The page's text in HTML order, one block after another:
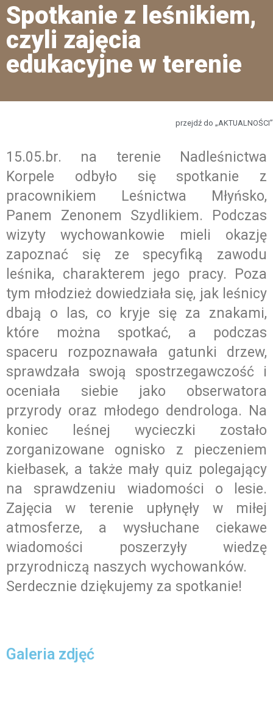
Spotkanie z leśnikiem,
czyli zajęcia
edukacyjne w terenie
przejdź do „AKTUALNOŚCI”
15.05.br. na terenie Nadleśnictwa
Korpele odbyło się spotkanie z
pracownikiem Leśnictwa Młyńsko,
Panem Zenonem Szydlikiem. Podczas
wizyty wychowankowie mieli okazję
zapoznać się ze specyfiką zawodu
leśnika, charakterem jego pracy. Poza
tym młodzież dowiedziała się, jak leśnicy
dbają o las, co kryje się za znakami,
które można spotkać, a podczas
spaceru rozpoznawała gatunki drzew,
sprawdzała swoją spostrzegawczość i
oceniała siebie jako obserwatora
przyrody oraz młodego dendrologa. Na
koniec leśnej wycieczki zostało
zorganizowane ognisko z pieczeniem
kiełbasek, a także mały quiz polegający
na sprawdzeniu wiadomości o lesie.
Zajęcia w terenie upłynęły w miłej
atmosferze, a wysłuchane ciekawe
wiadomości poszerzyły wiedzę
przyrodniczą naszych wychowanków.
Serdecznie dziękujemy za spotkanie!
Galeria zdjęć